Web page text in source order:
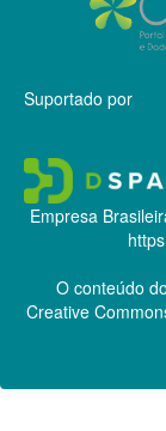
Suportado por
Empresa
O conteúdo
Creative